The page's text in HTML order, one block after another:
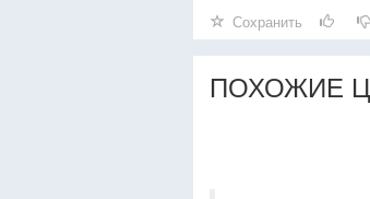
Сохранить
ПОХОЖИЕ